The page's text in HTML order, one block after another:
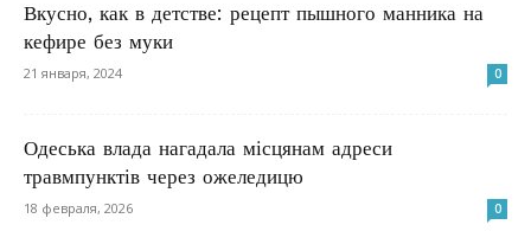
Вкусно, как в детстве: рецепт пышного манника на
кефире без муки
21 января, 2024 0
Одеська влада нагадала місцянам адреси
травмпунктів через ожеледицю
18 февраля, 2026 0